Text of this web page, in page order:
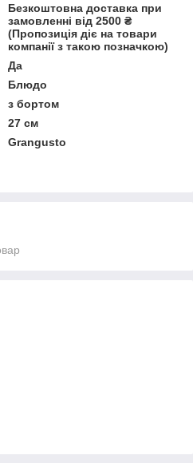
Безкоштовна доставка при
замовленні від 2500 ₴
(Пропозиція діє на товари
компанії з такою позначкою)
Да
Блюдо
з бортом
27 см
Grangusto